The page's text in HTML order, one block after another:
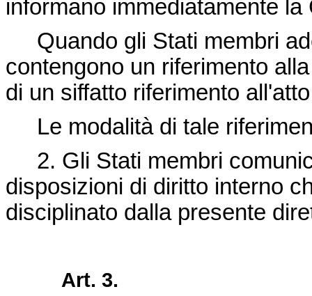
informano immediatamente la
Quando gli Stati membri
contengono un riferimento
di un siffatto riferimento
Le modalità di tale
2. Gli Stati membri
disposizioni di diritto interno
disciplinato dalla presente
Art. 3.